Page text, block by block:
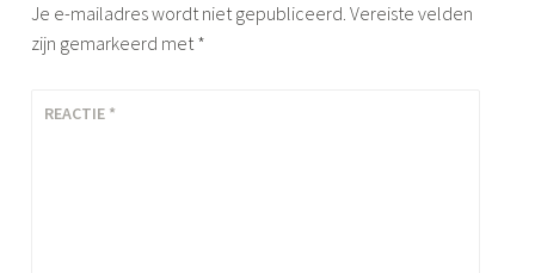
Je e-mailadres wordt niet gepubliceerd. Vereiste velden
zijn gemarkeerd met*
REACTIE *